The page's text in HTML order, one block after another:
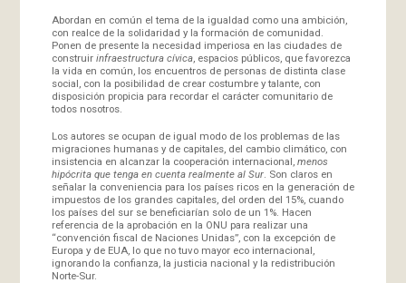
Abordan en común el tema de la igualdad como una ambición,
con realce de la solidaridad y la formación de comunidad.
Ponen de presente la necesidad imperiosa en las ciudades de
construir infraestructura cívica, espacios públicos, que favorezca
la vida en común, los encuentros de personas de distinta clase
social, con la posibilidad de crear costumbre y talante, con
disposición propicia para recordar el carácter comunitario de
todos nosotros.
Los autores se ocupan de igual modo de los problemas de las
migraciones humanas y de capitales, del cambio climático, con
insistencia en alcanzar la cooperación internacional, menos
hipócrita que tenga en cuenta realmente al Sur. Son claros en
señalar la conveniencia para los países ricos en la generación de
impuestos de los grandes capitales, del orden del 15%, cuando
los países del sur se beneficiarían solo de un 1%. Hacen
referencia de la aprobación en la ONU para realizar una
“convención fiscal de Naciones Unidas”, con la excepción de
Europa y de EUA, lo que no tuvo mayor eco internacional,
ignorando la confianza, la justicia nacional y la redistribución
Norte-Sur.